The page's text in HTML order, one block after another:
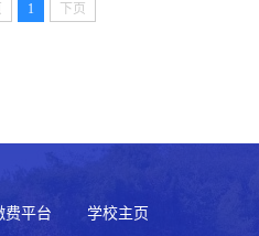
1 下页
费平台 学校主页